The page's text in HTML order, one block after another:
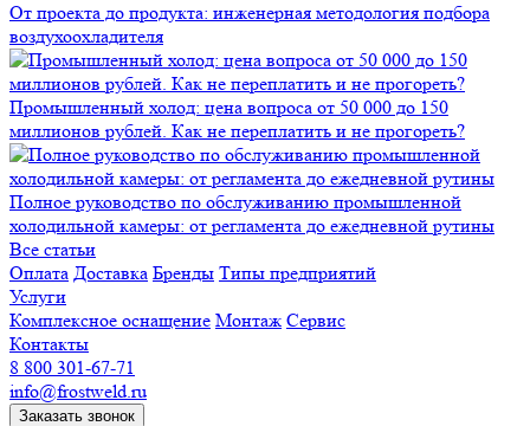
От проекта до продукта: инженерная методология подбора
воздухоохладителя
Промышленный холод: цена вопроса от 50 000 до 150
миллионов рублей. Как не переплатить и не прогореть?
Полное руководство по обслуживанию промышленной
холодильной камеры: от регламента до ежедневной рутины
Все статьи
Оплата Доставка Бренды Типы предприятий
Услуги
Комплексное оснащение Монтаж Сервис
Контакты
8 800 301-67-71
info@frostweld.ru
Заказать звонок